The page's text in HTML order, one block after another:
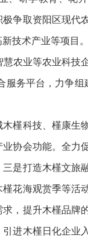
争取资阳区现代
技术产业等项目。
农业等农业科技
务平台，力争
槿科技、槿康生
协会功能。全力
是打造木槿文旅
花海观赏季等活
，提升木槿品牌
进木槿日化企业